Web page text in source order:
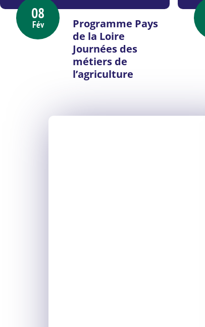
08
Fév
Programme Pays
de la Loire
Journées des
métiers de
l’agriculture